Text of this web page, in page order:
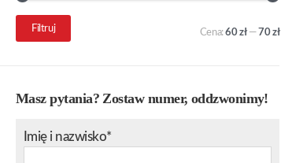
Cena
min.
Cena
maks.
Filtruj Cena:60 zł— 70 zł
Masz pytania? Zostaw numer, oddzwonimy!
Imię i nazwisko*